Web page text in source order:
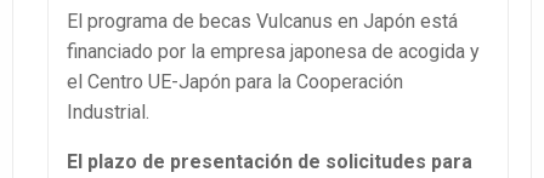
El programa de becas Vulcanus en Japón está
financiado por la empresa japonesa de acogida y
el Centro UE-Japón para la Cooperación
Industrial.
El plazo de presentación de solicitudes para